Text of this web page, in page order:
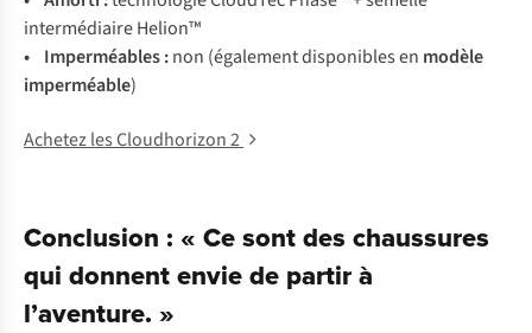
intermédiaire Helion™
• Imperméables :non (également disponibles en modèle
imperméable)
Achetez les Cloudhorizon 2
Conclusion : « Ce sont des chaussures
qui donnent envie de partir à
l’aventure. »